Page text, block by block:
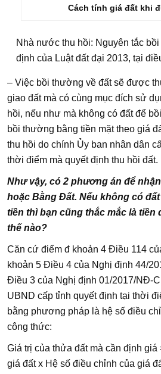
Cách tính giá đất khi
Nhà nước thu hồi: Nguyên tắc
định của Luật đất đại 2013, tại
– Việc bồi thường về đất sẽ được
giao đất mà có cùng mục đích sử
hồi, nếu như mà không có đất để
bồi thường bằng tiền mặt theo giá
thu hồi do chính Ủy ban nhân dân
thời điểm mà quyết định thu hồi đất.
Như vậy, có 2 phương án để
hoặc Bằng Đất. Nếu không có
tiền thì bạn cũng thắc mắc là
thế nào?
Căn cứ điểm đ khoản 4 Điều 114
khoản 5 Điều 4 của Nghị định 44/
Điều 3 của Nghị định 01/2017/NĐ-
UBND cấp tỉnh quyết định tại thời
bằng phương pháp là hệ số điều
công thức:
Giá trị của thửa đất mà cần định giá
giá đất x Hệ số điều chỉnh của giá